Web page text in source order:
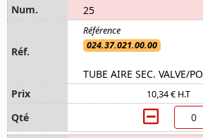
25
024.37.021.00.00
TUBE AIRE SEC. VALVE/
10,34 € H.T